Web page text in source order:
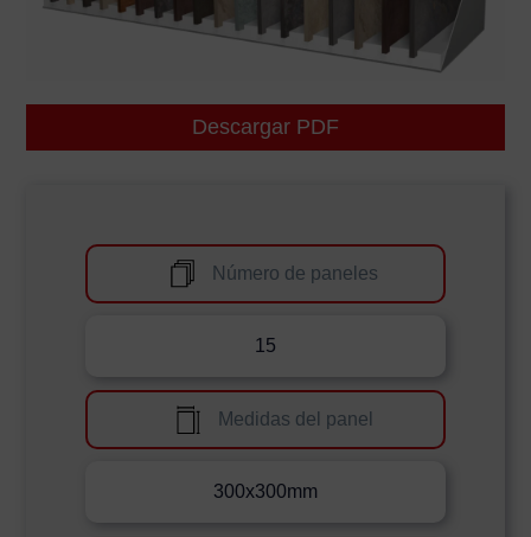
Descargar PDF
Número de paneles
15
Medidas del panel
300x300mm